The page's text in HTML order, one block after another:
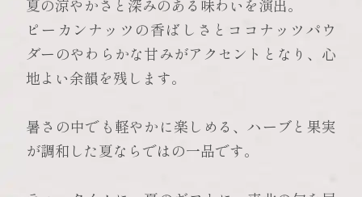
夏の涼やかさと深みのある味わいを演出。
ピーカンナッツの香ばしさとココナッツパウ
ダーのやわらかな甘みがアクセントとなり、心
地よい余韻を残します。
暑さの中でも軽やかに楽しめる、ハーブと果実
が調和した夏ならではの一品です。